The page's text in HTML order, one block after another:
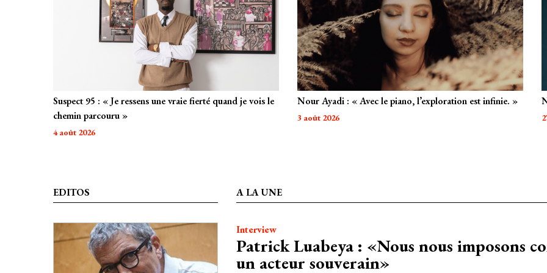
quand
je
vois
»
Suspect 95 : « Je ressens une vraie fierté quand je vois le
chemin parcouru »
4 août 2026
«
Avec
le
piano,
l’exploration
est
infinie.
»
Nour Ayadi : « Avec le piano, l’exploration est infinie. »
3 août 2026
»
EDITOS A LA UNE
Interview
Patrick Luabeya : «Nous nous imposons
un acteur souverain»